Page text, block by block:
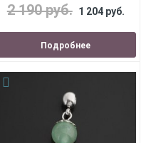
2 190 руб. 1 204 руб.
Подробнее